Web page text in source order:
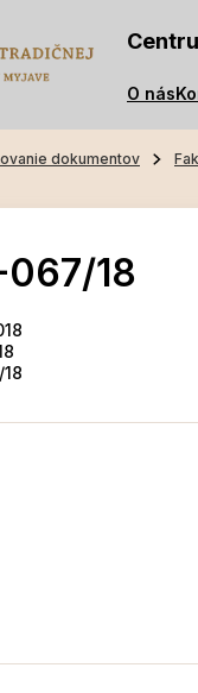
O nás
dokumentov
067/18